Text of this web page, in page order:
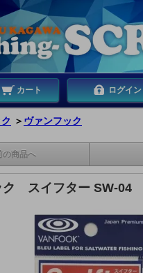
カート ログイン
＞ ヴァンフック
の商品へ
ク スイフター SW-04